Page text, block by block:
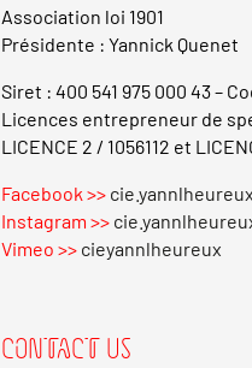
Association loi 1901
Présidente : Yannick Quenet
Siret : 400 541 975 000 43 –
Licences entrepreneur de
LICENCE 2 / 1056112 et
Facebook >> cie.yannlheureux
Instagram >>
Vimeo >> cieyannlheureux
CONTACT US